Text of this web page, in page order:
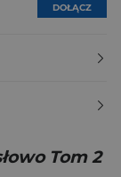
DOŁĄCZ
Tom 2